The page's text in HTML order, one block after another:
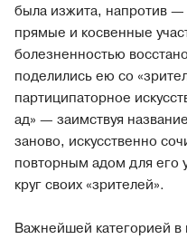
была изжита, напротив —
прямые и косвенные
болезненностью
поделились ею со
партиципаторное
ад» — заимствуя
заново, искусственно
повторным адом для его
круг своих «зрителей».
Важнейшей категорией